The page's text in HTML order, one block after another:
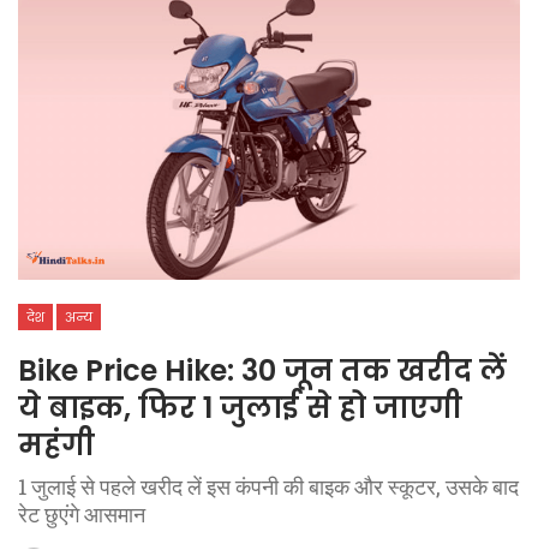
देश अन्य
Bike Price Hike: 30 जून तक खरीद लें
ये बाइक, फिर 1 जुलाई से हो जाएगी
महंगी
1 जुलाई से पहले खरीद लें इस कंपनी की बाइक और स्कूटर, उसके बाद
रेट छुएंगे आसमान